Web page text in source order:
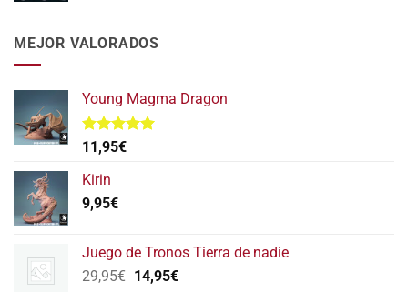
era:
MEJOR VALORADOS
Young Magma Dragon
Valorado
con
de 5
11,95€
Kirin
9,95€
Juego de Tronos Tierra de nadie
29,95€ El
14,95€El